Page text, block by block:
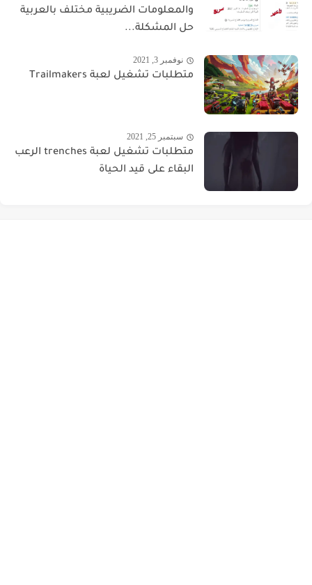
والمعلومات الضريبية مختلف بالعربية
حل المشكلة...
نوفمبر 3, 2021
متطلبات تشغيل لعبة Trailmakers
سبتمبر 25, 2021
متطلبات تشغيل لعبة trenches الرعب
البقاء على قيد الحياة